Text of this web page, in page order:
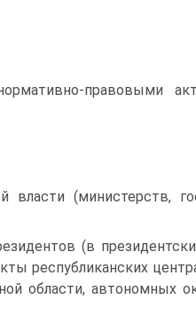
правовыми
власти (министерств,
(в
республиканских
области, автономных